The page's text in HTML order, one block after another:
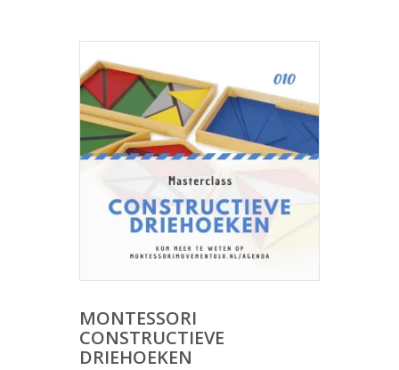
MONTESSORI
CONSTRUCTIEVE
DRIEHOEKEN